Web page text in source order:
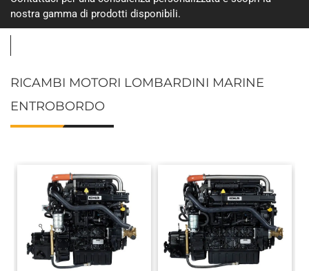
nostra gamma di prodotti disponibili.
RICAMBI MOTORI LOMBARDINI MARINE
ENTROBORDO